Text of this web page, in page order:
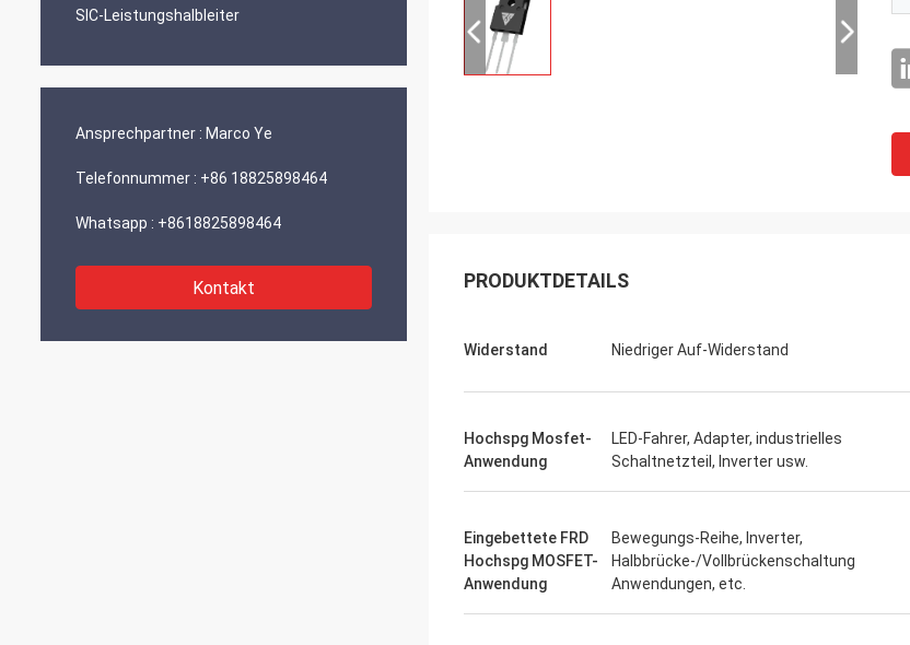
SIC-Leistungshalbleiter
Ansprechpartner : Marco Ye
Telefonnummer : +86 18825898464
Whatsapp : +8618825898464
Kontakt PRODUKTDETAILS
Widerstand Niedriger Auf-Widerstand
Hochspg Mosfet-
Anwendung
LED-Fahrer, Adapter, industrielles
Schaltnetzteil, Inverter usw.
Eingebettete FRD
Hochspg MOSFET-
Anwendung
Bewegungs-Reihe, Inverter,
Halbbrücke-/Vollbrückenschaltung
Anwendungen, etc.